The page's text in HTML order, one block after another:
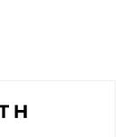
produkty